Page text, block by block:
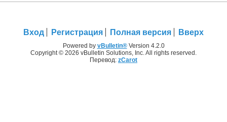
Вход Регистрация Полная версия Вверх
Powered by vBulletin®Version 4.2.0
Copyright © 2026 vBulletin Solutions, Inc. All rights reserved.
Перевод: zCarot